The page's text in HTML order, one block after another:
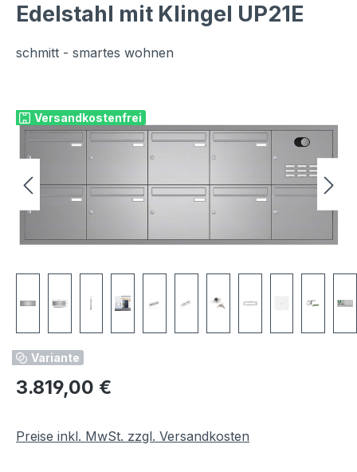
Edelstahl mit Klingel UP21E
schmitt - smartes wohnen
Versandkostenfrei
Variante
Regulärer Preis:
3.819,00 €
Preise inkl. MwSt. zzgl. Versandkosten